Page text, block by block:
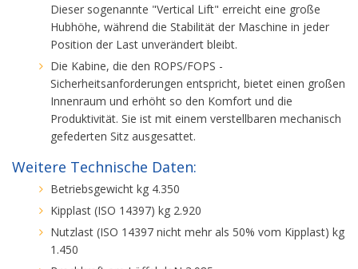
Dieser sogenannte "Vertical Lift" erreicht eine große
Hubhöhe, während die Stabilität der Maschine in jeder
Position der Last unverändert bleibt.
Die Kabine, die den ROPS/FOPS -
Sicherheitsanforderungen entspricht, bietet einen großen
Innenraum und erhöht so den Komfort und die
Produktivität. Sie ist mit einem verstellbaren mechanisch
gefederten Sitz ausgesattet.
Weitere Technische Daten:
Betriebsgewicht kg 4.350
Kipplast (ISO 14397) kg 2.920
Nutzlast (ISO 14397 nicht mehr als 50% vom Kipplast) kg
1.450